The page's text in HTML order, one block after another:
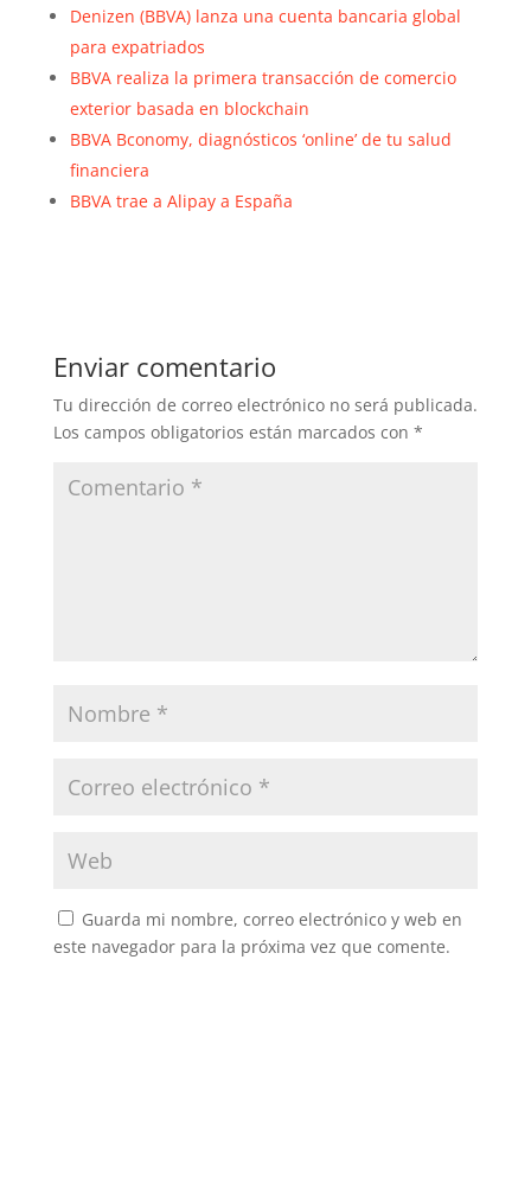
Denizen (BBVA) lanza una cuenta bancaria global
para expatriados
BBVA realiza la primera transacción de comercio
exterior basada en blockchain
BBVA Bconomy, diagnósticos ‘online’ de tu salud
financiera
BBVA trae a Alipay a España
Enviar comentario
Tu dirección de correo electrónico no será publicada.
Los campos obligatorios están marcados con *
Guarda mi nombre, correo electrónico y web en
este navegador para la próxima vez que comente.